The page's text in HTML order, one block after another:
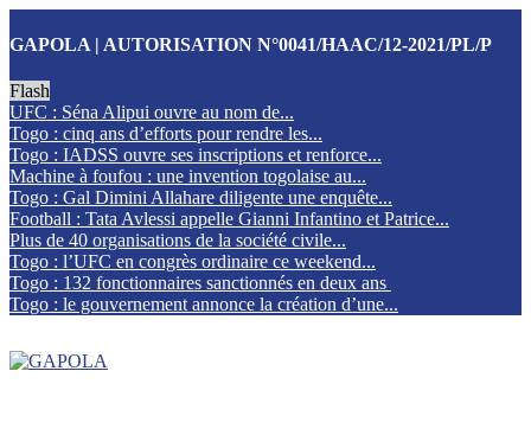
GAPOLA | AUTORISATION N°0041/HAAC/12-2021/PL/P
Flash
UFC : Séna Alipui ouvre au nom de...
Togo : cinq ans d’efforts pour rendre les...
Togo : IADSS ouvre ses inscriptions et renforce...
Machine à foufou : une invention togolaise au...
Togo : Gal Dimini Allahare diligente une enquête...
Football : Tata Avlessi appelle Gianni Infantino et Patrice...
Plus de 40 organisations de la société civile...
Togo : l’UFC en congrès ordinaire ce weekend...
Togo : 132 fonctionnaires sanctionnés en deux ans
Togo : le gouvernement annonce la création d’une...